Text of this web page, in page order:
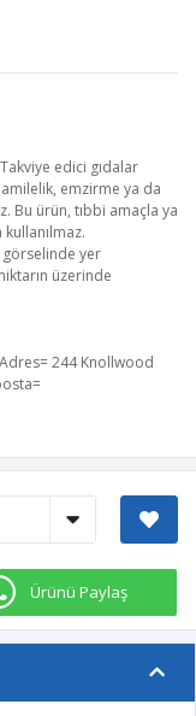
edici gıdalar
emzirme ya da
Bu ürün, tıbbi amaçla ya
kullanılmaz.
görselinde yer
üzerinde
244 Knollwood
Ürünü Paylaş